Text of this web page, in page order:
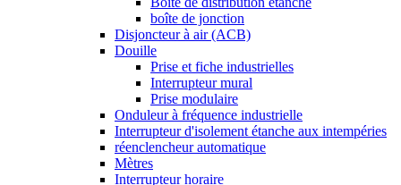
boîte de jonction
Disjoncteur à air (ACB)
Douille
Prise et fiche industrielles
Interrupteur mural
Prise modulaire
Onduleur à fréquence industrielle
Interrupteur d'isolement étanche aux intempéries
réenclencheur automatique
Mètres
Interrupteur horaire